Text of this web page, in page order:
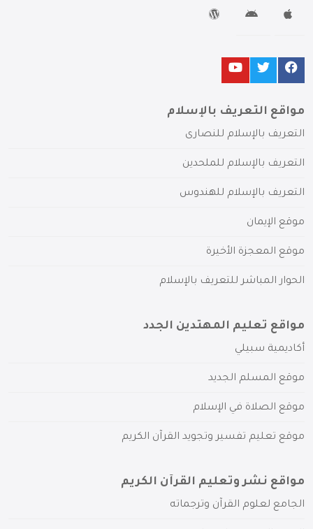
مواقع التعريف بالإسلام
التعريف بالإسلام للنصارى
التعريف بالإسلام للملحدين
التعريف بالإسلام للهندوس
موقع الإيمان
موقع المعجزة الأخيرة
الحوار المباشر للتعريف بالإسلام
مواقع تعليم المهتدين الجدد
أكاديمية سبيلي
موقع المسلم الجديد
موقع الصلاة في الإسلام
موقع تعليم تفسير وتجويد القرآن الكريم
مواقع نشر وتعليم القرآن الكريم
الجامع لعلوم القرآن وترجماته